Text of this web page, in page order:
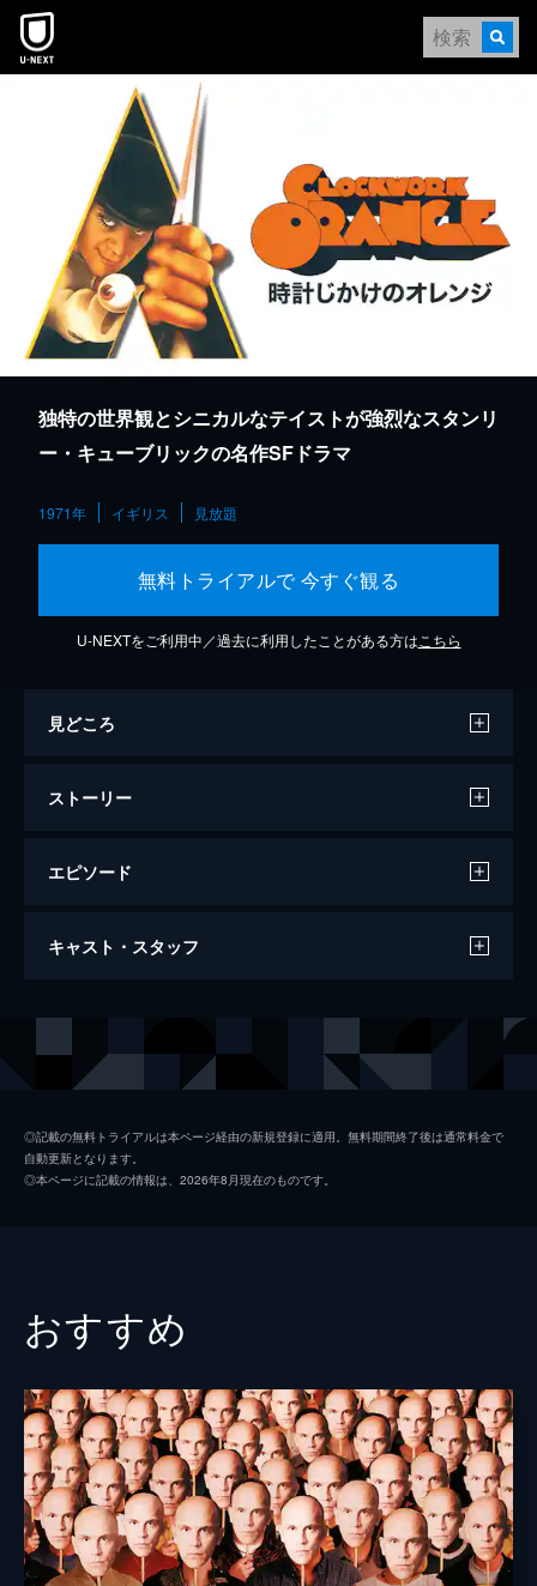
本文へスキップ
独特の世界観とシニカルなテイストが強烈なスタンリ
ー・キューブリックの名作SFドラマ
1971年 イギリス 見放題
無料トライアルで 今すぐ観る
U-NEXTをご利用中／過去に利用したことがある方は こちら
見どころ
ストーリー
エピソード
時計じかけのオレンジ
キャスト・スタッフ
パトリック・マギー
下宿人 クライヴ・フランシス
キャットレディ ミリアム・カーリン
ジョージー ジェームズ・マーカス
デルトイド オーブリー・モリス
刑務所の牧師 ゴッドフリー・クイグリー
◎記載の無料トライアルは本ページ経由の新規登録に適用。無料期間終了後は通常料金で
自動更新となります。
◎本ページに記載の情報は、2026年8月現在のものです。
おすすめ